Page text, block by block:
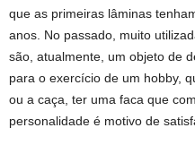
que as primeiras lâminas
anos. No passado, muito
são, atualmente, um objeto de
para o exercício de um hobby,
ou a caça, ter uma faca que
personalidade é motivo de